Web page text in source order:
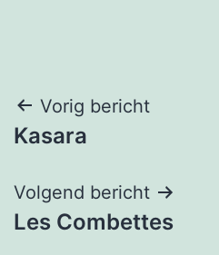
Bericht
navigatie
Vorig bericht
Kasara
Volgend bericht
Les Combettes